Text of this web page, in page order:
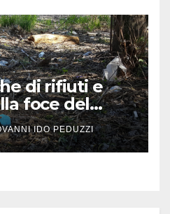
di rifiuti e
foce del
IDO PEDUZZI